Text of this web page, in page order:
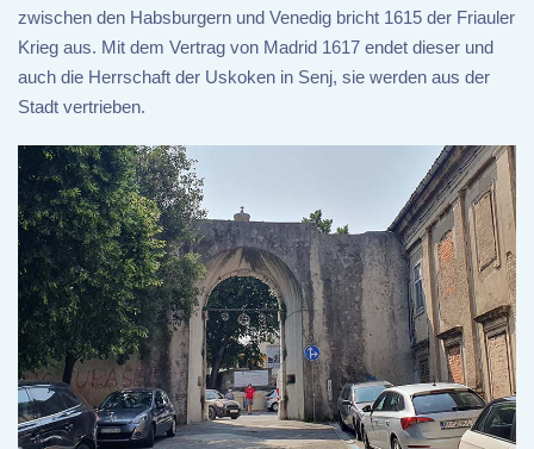
zwischen den Habsburgern und Venedig bricht 1615 der Friauler
Krieg aus. Mit dem Vertrag von Madrid 1617 endet dieser und
auch die Herrschaft der Uskoken in Senj, sie werden aus der
Stadt vertrieben.